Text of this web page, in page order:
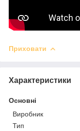
Приховати
Характеристики
Основні
Виробник
Тип